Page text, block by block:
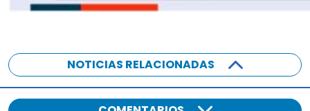
NOTICIAS RELACIONADAS